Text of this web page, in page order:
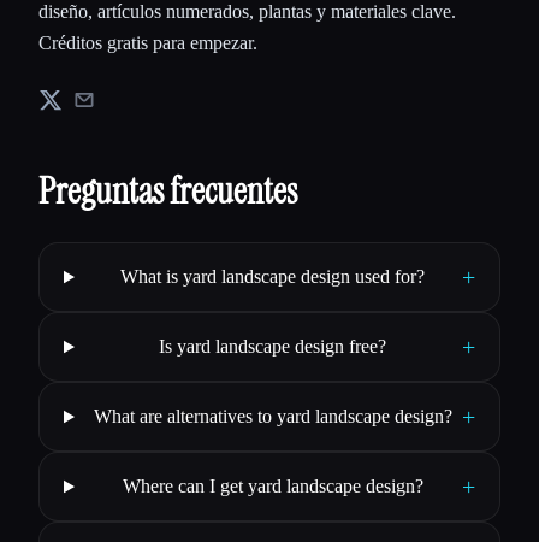
diseño, artículos numerados, plantas y materiales clave.
Créditos gratis para empezar.
Preguntas frecuentes
What is yard landscape design used for? +
Is yard landscape design free? +
What are alternatives to yard landscape design? +
Where can I get yard landscape design? +